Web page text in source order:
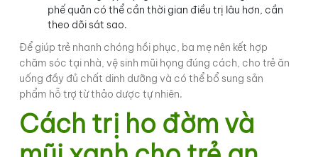
phế quản có thể cần thời gian điều trị lâu hơn, cần
theo dõi sát sao.
Để giúp trẻ nhanh chóng hồi phục, ba mẹ nên kết hợp
chăm sóc tại nhà, vệ sinh mũi họng đúng cách, cho trẻ ăn
uống đầy đủ chất dinh dưỡng và có thể bổ sung sản
phẩm hỗ trợ từ thảo dược tự nhiên.
Cách trị ho đờm và